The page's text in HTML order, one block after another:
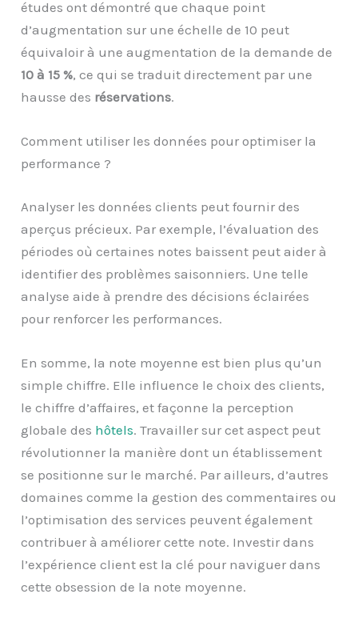
études ont démontré que chaque point
d’augmentation sur une échelle de 10 peut
équivaloir à une augmentation de la demande de
10 à 15 %, ce qui se traduit directement par une
hausse des réservations.
Comment utiliser les données pour optimiser la
performance ?
Analyser les données clients peut fournir des
aperçus précieux. Par exemple, l’évaluation des
périodes où certaines notes baissent peut aider à
identifier des problèmes saisonniers. Une telle
analyse aide à prendre des décisions éclairées
pour renforcer les performances.
En somme, la note moyenne est bien plus qu’un
simple chiffre. Elle influence le choix des clients,
le chiffre d’affaires, et façonne la perception
globale des hôtels. Travailler sur cet aspect peut
révolutionner la manière dont un établissement
se positionne sur le marché. Par ailleurs, d’autres
domaines comme la gestion des commentaires ou
l’optimisation des services peuvent également
contribuer à améliorer cette note. Investir dans
l’expérience client est la clé pour naviguer dans
cette obsession de la note moyenne.